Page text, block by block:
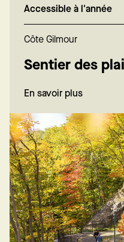
Accessible à l'année
Côte Gilmour
Sentier des
En savoir plus